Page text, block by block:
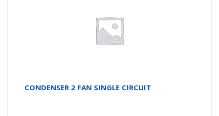
CONDENSER 2 FAN SINGLE CIRCUIT